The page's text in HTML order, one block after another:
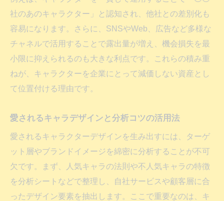
社のあのキャラクター」と認知され、他社との差別化も
容易になります。さらに、SNSやWeb、広告など多様な
チャネルで活用することで露出量が増え、機会損失を最
小限に抑えられるのも大きな利点です。これらの積み重
ねが、キャラクターを企業にとって減価しない資産とし
て位置付ける理由です。
愛されるキャラデザインと分析コツの活用法
愛されるキャラクターデザインを生み出すには、ターゲ
ット層やブランドイメージを綿密に分析することが不可
欠です。まず、人気キャラの法則や不人気キャラの特徴
を分析シートなどで整理し、自社サービスや顧客層に合
ったデザイン要素を抽出します。ここで重要なのは、キ